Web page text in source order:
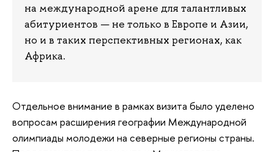
на международной арене для талантливых
абитуриентов — не только в Европе и Азии,
но и в таких перспективных регионах, как
Африка.
Отдельное внимание в рамках визита было уделено
вопросам расширения географии Международной
олимпиады молодежи на северные регионы страны.